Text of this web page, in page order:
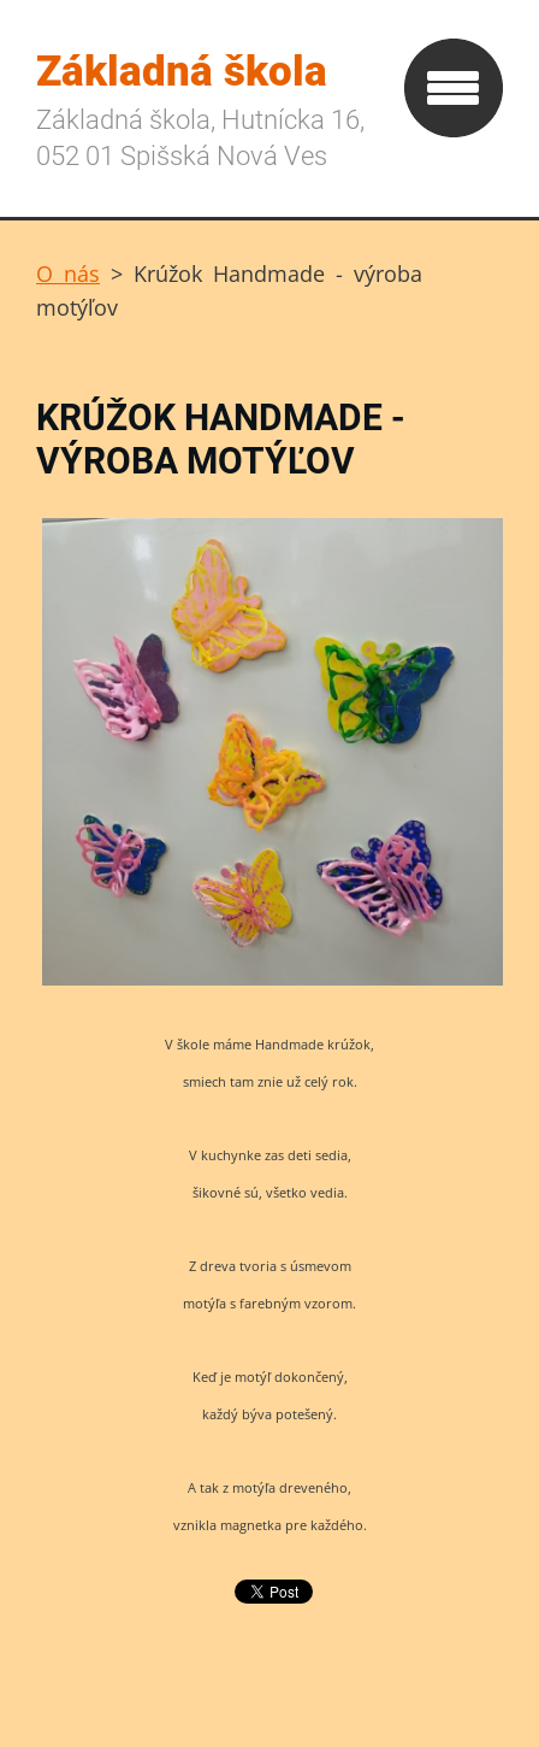
Základná škola
Základná škola, Hutnícka 16,
052 01 Spišská Nová Ves
O nás > Krúžok Handmade - výroba
motýľov
KRÚŽOK HANDMADE -
VÝROBA MOTÝĽOV
V škole máme Handmade krúžok,
smiech tam znie už celý rok.
V kuchynke zas deti sedia,
šikovné sú, všetko vedia.
Z dreva tvoria s úsmevom
motýľa s farebným vzorom.
Keď je motýľ dokončený,
každý býva potešený.
A tak z motýľa dreveného,
vznikla magnetka pre každého.